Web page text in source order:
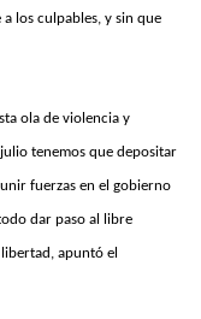
los culpables, y sin que
ola de violencia y
tenemos que depositar
fuerzas en el gobierno
dar paso al libre
apuntó el